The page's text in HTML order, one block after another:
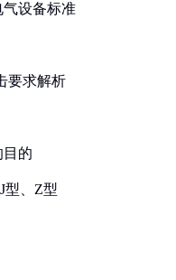
设备标准
要求解析
的
型、Z型